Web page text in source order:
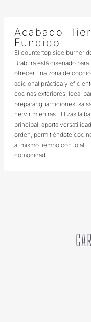
Acabado
Fundido
El countertop side burner
Brabura está diseñado para
ofrecer una zona de
adicional práctica y
cocinas exteriores. Ideal
preparar guarniciones,
hervir mientras utilizas la
principal, aporta
orden, permitiéndote
al mismo tiempo con total
comodidad.